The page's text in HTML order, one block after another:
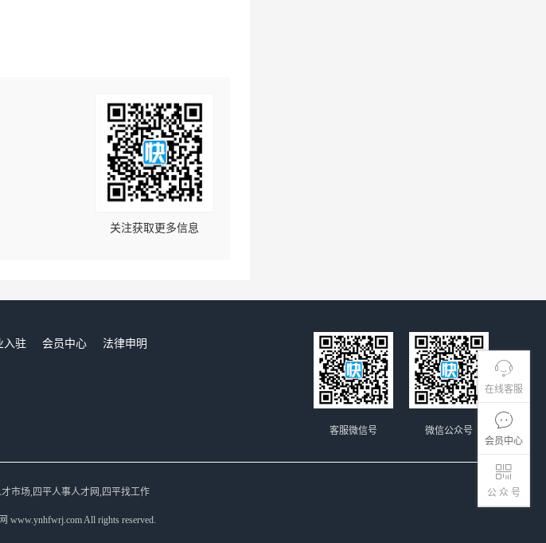
在线客服
会员中心
公 众 号
关注获取更多信息
入驻 会员中心
法律申明
微信公众号
客服微信号
市场,四平人事人才网,四平找工作
www.ynhfwrj.com All rights reserved.